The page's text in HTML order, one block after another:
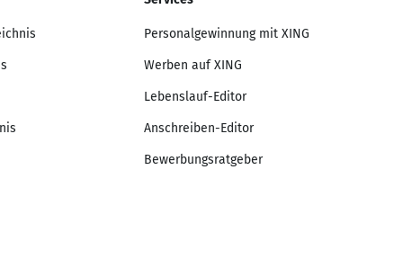
Personalgewinnung mit XING
Werben auf XING
Lebenslauf-Editor
Anschreiben-Editor
Bewerbungsratgeber